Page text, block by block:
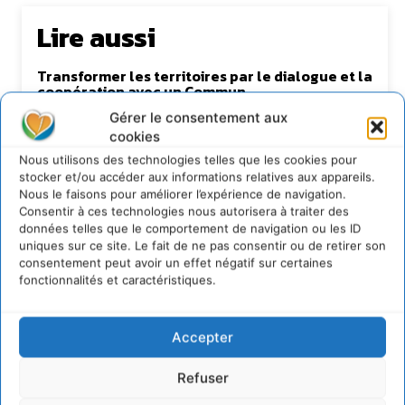
Gérer le consentement aux
cookies
Nous utilisons des technologies telles que les cookies pour
stocker et/ou accéder aux informations relatives aux appareils.
Nous le faisons pour améliorer l’expérience de navigation.
Consentir à ces technologies nous autorisera à traiter des
données telles que le comportement de navigation ou les ID
uniques sur ce site. Le fait de ne pas consentir ou de retirer son
consentement peut avoir un effet négatif sur certaines
fonctionnalités et caractéristiques.
Accepter
Refuser
Lire aussi
Transformer les territoires par le dialogue et la
coopération avec un Commun
d’Accompagnement des Transitions
7 août 2026
Soutenir un pastoralisme durable en faveur de
socio-écosystèmes résilients
6 août 2026
S’inspirer de l’arbre pour un modèle
économique régénératif du vivant …
5 août 2026
IPBES : le « GIEC de la biodiversité » appelle les
4 août 2026